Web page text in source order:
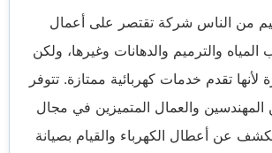
من الناس شركة تقتصر على أعمال
والترميم والدهانات وغيرها، ولكن
تقدم خدمات كهربائية ممتازة. تتوفر
المهندسين والعمال المتميزين في مجال
عن أعطال الكهرباء والقيام بصيانة